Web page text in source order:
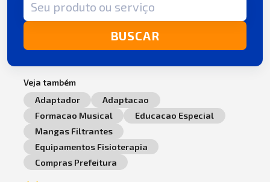
BUSCAR
Veja também
Adaptador
Adaptacao
Formacao Musical
Educacao Especial
Mangas Filtrantes
Equipamentos Fisioterapia
Compras Prefeitura